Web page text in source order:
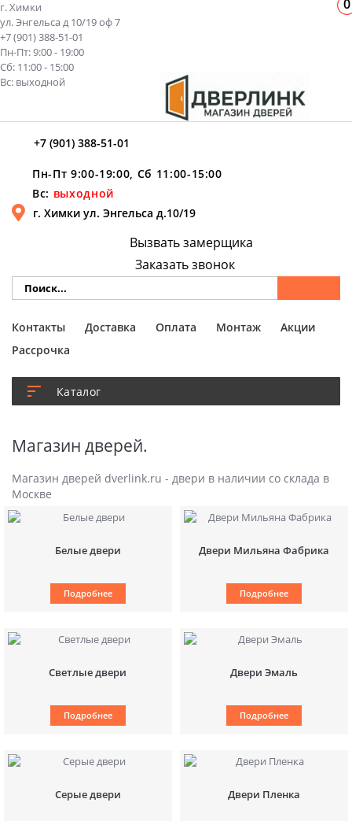
г. Химки
ул. Энгельса д 10/19 оф 7
+7 (901) 388-51-01
Пн-Пт: 9:00 - 19:00
Сб: 11:00 - 15:00
Вс: выходной
+7 (901) 388-51-01
Пн-Пт 9:00-19:00, Сб 11:00-15:00
Вс: выходной
г. Химки ул. Энгельса д.10/19
Каталог
Вызвать замерщика
Заказать звонок
Контакты Доставка Оплата Монтаж
Акции
Рассрочка
Магазин дверей.
Магазин дверей dverlink.ru - двери в наличии со склада в
Москве
Белые двери
Подробнее
Двери Мильяна Фабрика
Подробнее
Светлые двери
Подробнее
Двери Эмаль
Подробнее
Серые двери Двери Пленка
0